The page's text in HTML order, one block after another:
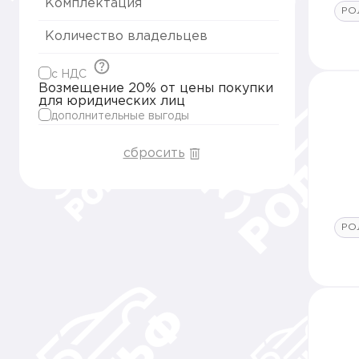
Комплектация
Количество владельцев
c НДС
Возмещение 20% от цены покупки
для юридических лиц
дополнительные выгоды
сбросить